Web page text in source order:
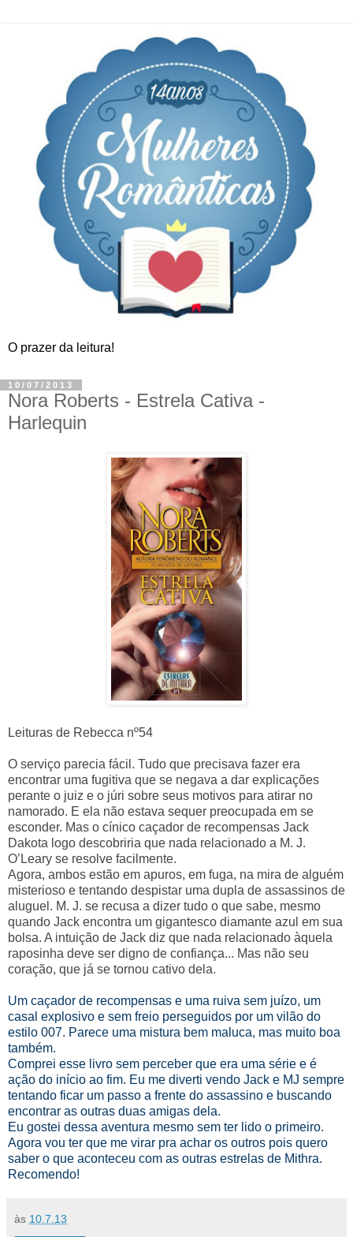
O prazer da leitura!
10/07/2013
Nora Roberts - Estrela Cativa -
Harlequin
Leituras de Rebecca nº54
O serviço parecia fácil. Tudo que precisava fazer era
encontrar uma fugitiva que se negava a dar explicações
perante o juiz e o júri sobre seus motivos para atirar no
namorado. E ela não estava sequer preocupada em se
esconder. Mas o cínico caçador de recompensas Jack
Dakota logo descobriria que nada relacionado a M. J.
O’Leary se resolve facilmente.
Agora, ambos estão em apuros, em fuga, na mira de alguém
misterioso e tentando despistar uma dupla de assassinos de
aluguel. M. J. se recusa a dizer tudo o que sabe, mesmo
quando Jack encontra um gigantesco diamante azul em sua
bolsa. A intuição de Jack diz que nada relacionado àquela
raposinha deve ser digno de confiança... Mas não seu
coração, que já se tornou cativo dela.
Um caçador de recompensas e uma ruiva sem juízo, um
casal explosivo e sem freio perseguidos por um vilão do
estilo 007. Parece uma mistura bem maluca, mas muito boa
também.
Comprei esse livro sem perceber que era uma série e é
ação do início ao fim. Eu me diverti vendo Jack e MJ sempre
tentando ficar um passo a frente do assassino e buscando
encontrar as outras duas amigas dela.
Eu gostei dessa aventura mesmo sem ter lido o primeiro.
Agora vou ter que me virar pra achar os outros pois quero
saber o que aconteceu com as outras estrelas de Mithra.
Recomendo!
às 10.7.13